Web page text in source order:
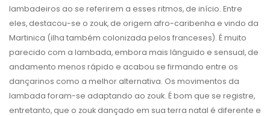
lambadeiros ao se referirem a esses ritmos, de início. Entre
eles, destacou-se o zouk, de origem afro-caribenha e vindo da
Martinica (ilha também colonizada pelos franceses). É muito
parecido com a lambada, embora mais lânguido e sensual, de
andamento menos rápido e acabou se firmando entre os
dançarinos como a melhor alternativa. Os movimentos da
lambada foram-se adaptando ao zouk. É bom que se registre,
entretanto, que o zouk dançado em sua terra natal é diferente e